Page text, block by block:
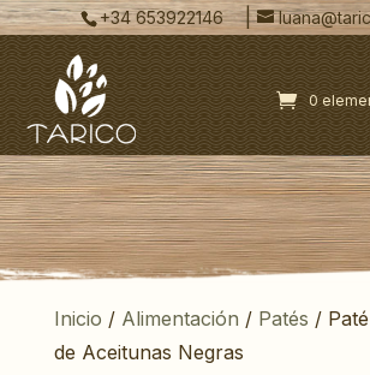
+34 653922146 |
0
Inicio / Alimentación / Patés /
de Aceitunas Negras